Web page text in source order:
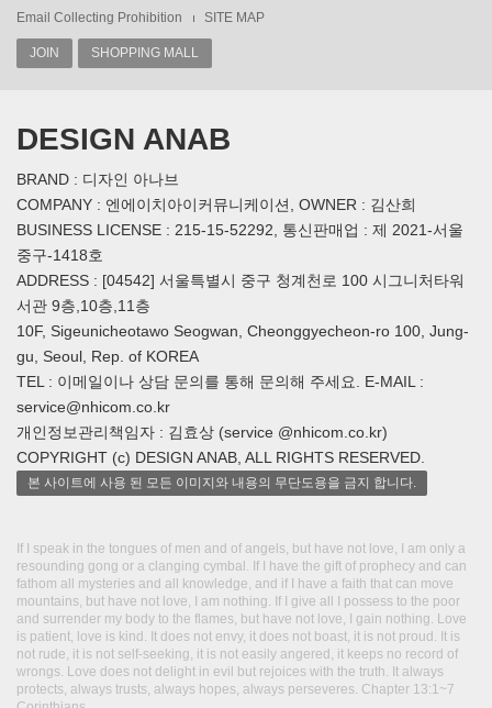
Email Collecting Prohibition
SITE MAP
JOIN SHOPPING MALL
DESIGN ANAB
BRAND : 디자인 아나브
COMPANY : 엔에이치아이커뮤니케이션, OWNER : 김산희
BUSINESS LICENSE : 215-15-52292, 통신판매업 : 제 2021-서울
중구-1418호
ADDRESS : [04542] 서울특별시 중구 청계천로 100 시그니처타워
서관 9층,10층,11층
10F, Sigeunicheotawo Seogwan, Cheonggyecheon-ro 100, Jung-
gu, Seoul, Rep. of KOREA
TEL : 이메일이나 상담 문의를 통해 문의해 주세요. E-MAIL :
service@nhicom.co.kr
개인정보관리책임자 : 김효상 (service @nhicom.co.kr)
COPYRIGHT (c) DESIGN ANAB, ALL RIGHTS RESERVED.
본 사이트에 사용 된 모든 이미지와 내용의 무단도용을 금지 합니다.
If I speak in the tongues of men and of angels, but have not love, I am only a
resounding gong or a clanging cymbal. If I have the gift of prophecy and can
fathom all mysteries and all knowledge, and if I have a faith that can move
mountains, but have not love, I am nothing. If I give all I possess to the poor
and surrender my body to the flames, but have not love, I gain nothing. Love
is patient, love is kind. It does not envy, it does not boast, it is not proud. It is
not rude, it is not self-seeking, it is not easily angered, it keeps no record of
wrongs. Love does not delight in evil but rejoices with the truth. It always
protects, always trusts, always hopes, always perseveres. Chapter 13:1~7